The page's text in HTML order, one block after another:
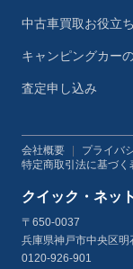
中古車買取お役立
キャンピングカー
査定申し込み
会社概要 プライバ
特定商取引法に基づく
クイック・ネッ
〒650-0037
兵庫県神戸市中央区
0120-926-901